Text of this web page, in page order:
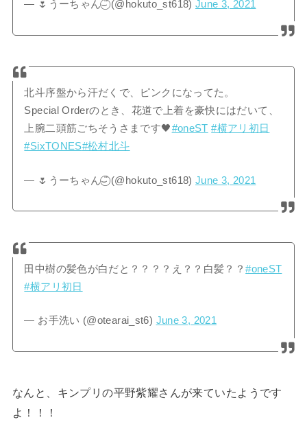
— 🌷うーちゃん⌣̈⃝ (@hokuto_st618)June 3, 2021
北斗序盤から汗だくで、ピンクになってた。
Special Orderのとき、花道で上着を豪快にはだいて、
上腕二頭筋ごちそうさまです🖤#oneST #横アリ初日
#SixTONES#松村北斗
— 🌷うーちゃん⌣̈⃝ (@hokuto_st618)June 3, 2021
田中樹の髪色が白だと？？？？え？？白髪？？#oneST
#横アリ初日
— お手洗い (@otearai_st6) June 3, 2021
なんと、キンプリの平野紫耀さんが来ていたようです
よ！！！